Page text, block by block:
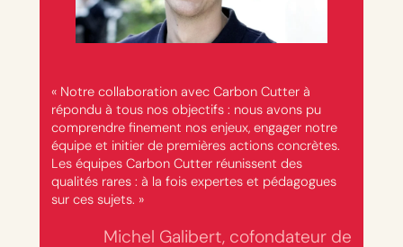
« Notre collaboration avec Carbon Cutter à
répondu à tous nos objectifs : nous avons pu
comprendre finement nos enjeux, engager notre
équipe et initier de premières actions concrètes.
Les équipes Carbon Cutter réunissent des
qualités rares : à la fois expertes et pédagogues
sur ces sujets. »
Michel Galibert, cofondateur de